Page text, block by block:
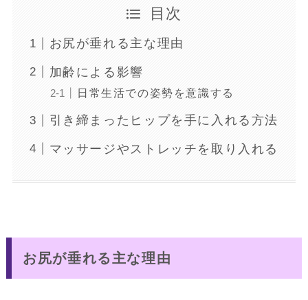
目次
お尻が垂れる主な理由
加齢による影響
日常生活での姿勢を意識する
引き締まったヒップを手に入れる方法
マッサージやストレッチを取り入れる
お尻が垂れる主な理由